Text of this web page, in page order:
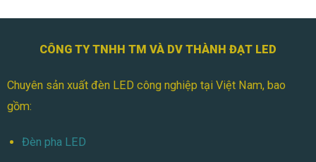
CÔNG TY TNHH TM VÀ DV THÀNH ĐẠT LED
Chuyên sản xuất đèn LED công nghiệp tại Việt Nam, bao
gồm:
Đèn pha LED